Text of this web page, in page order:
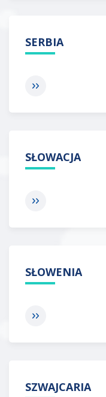
SERBIA
SŁOWACJA
SŁOWENIA
SZWAJCARIA